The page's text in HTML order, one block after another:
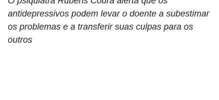
antidepressivos podem levar o doente a subestimar
os problemas e a transferir suas culpas para os
outros